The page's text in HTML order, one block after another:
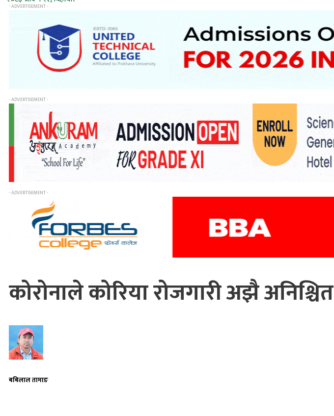
- ADVERTISEMENT -
- ADVERTISEMENT -
- ADVERTISEMENT -
कोरोनाले कोरिया रोजगारी अझै अनिश्चित
बबिलाल तामाङ